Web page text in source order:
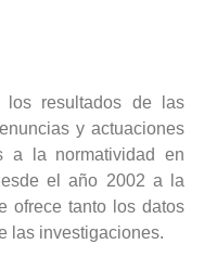
los resultados de las
y actuaciones
a la normatividad en
el año 2002 a la
ofrece tanto los datos
las investigaciones.